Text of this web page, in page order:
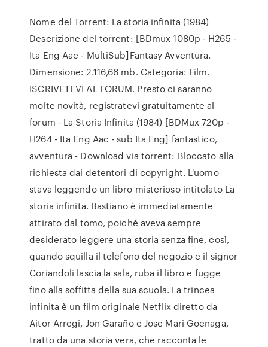
Nome del Torrent: La storia infinita (1984)
Descrizione del torrent: [BDmux 1080p - H265 -
Ita Eng Aac - MultiSub]Fantasy Avventura.
Dimensione: 2.116,66 mb. Categoria: Film.
ISCRIVETEVI AL FORUM. Presto ci saranno
molte novità, registratevi gratuitamente al
forum - La Storia Infinita (1984) [BDMux 720p -
H264 - Ita Eng Aac - sub Ita Eng] fantastico,
avventura - Download via torrent: Bloccato alla
richiesta dai detentori di copyright. L'uomo
stava leggendo un libro misterioso intitolato La
storia infinita. Bastiano è immediatamente
attirato dal tomo, poiché aveva sempre
desiderato leggere una storia senza fine, così,
quando squilla il telefono del negozio e il signor
Coriandoli lascia la sala, ruba il libro e fugge
fino alla soffitta della sua scuola. La trincea
infinita è un film originale Netflix diretto da
Aitor Arregi, Jon Garaño e Jose Mari Goenaga,
tratto da una storia vera, che racconta le